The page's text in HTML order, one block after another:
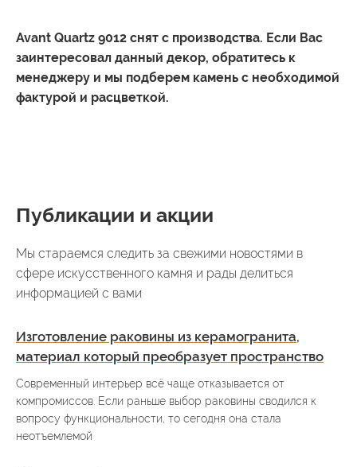
Avant Quartz 9012 снят с производства. Если Вас
заинтересовал данный декор, обратитесь к
менеджеру и мы подберем камень с необходимой
фактурой и расцветкой.
Публикации и акции
Мы стараемся следить за свежими новостями в
сфере искусственного камня и рады делиться
информацией с вами
Изготовление раковины из керамогранита,
материал который преобразует пространство
Современный интерьер всё чаще отказывается от
компромиссов. Если раньше выбор раковины сводился к
вопросу функциональности, то сегодня она стала
неотъемлемой